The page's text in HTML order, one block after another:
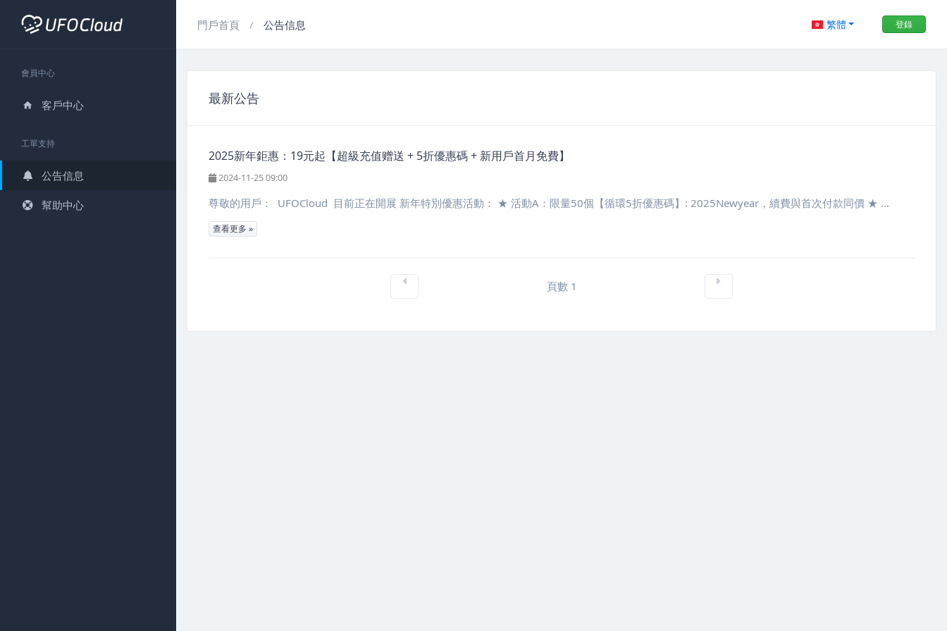
會員中心
客戶中心
工單支持
公告信息
幫助中心
門戶首頁 公告信息 繁體 登錄
最新公告
2025新年鉅惠：19元起【超級充值赠送 + 5折優惠碼 + 新用戶首月免費】
2024-11-25 09:00
尊敬的用戶： UFOCloud 目前正在開展 新年特別優惠活動： ★ 活動A：限量50個【循環5折優惠碼】: 2025Newyear，續費與首次付款同價 ★ ...
查看更多 »
頁數 1